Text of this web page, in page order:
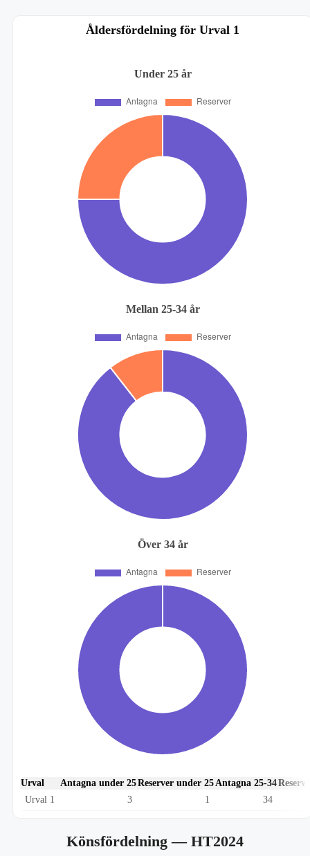
Åldersfördelning för Urval 1
Under 25 år
Mellan 25-34 år
Över 34 år
Urval Antagna under 25Reserver under 25 Antagna 25-34
Urval 1
3 1 34
Könsfördelning— HT2024